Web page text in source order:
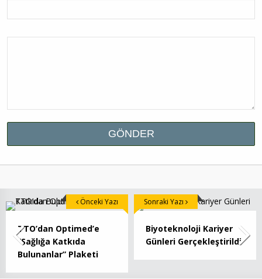
TTO’dan Optimed’e
“Sağlığa Katkıda
Bulunanlar” Plaketi
Önceki Yazı
Biyoteknoloji Kariyer
Günleri Gerçekleştirildi
Sonraki Yazı